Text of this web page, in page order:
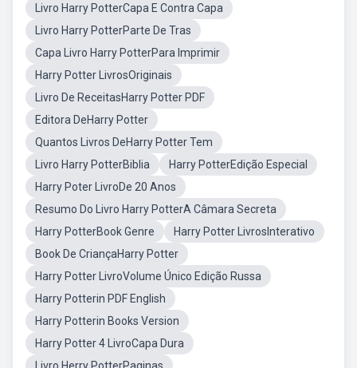
Livro Harry PotterCapa E Contra Capa
Livro Harry PotterParte De Tras
Capa Livro Harry PotterPara Imprimir
Harry Potter LivrosOriginais
Livro De ReceitasHarry Potter PDF
Editora DeHarry Potter
Quantos Livros DeHarry Potter Tem
Livro Harry PotterBiblia
Harry PotterEdição Especial
Harry Poter LivroDe 20 Anos
Resumo Do Livro Harry PotterA Câmara Secreta
Harry PotterBook Genre
Harry Potter LivrosInterativo
Book De CriançaHarry Potter
Harry Potter LivroVolume Único Edição Russa
Harry Potterin PDF English
Harry Potterin Books Version
Harry Potter 4 LivroCapa Dura